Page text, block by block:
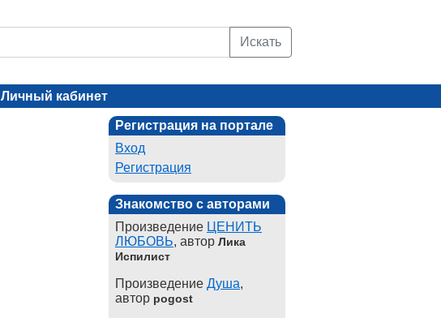
Искать
Личный кабинет
Регистрация на портале
Вход
Регистрация
Знакомство с авторами
Произведение ЦЕНИТЬ
ЛЮБОВЬ, автор Лика
Испилист
Произведение Душа,
автор pogost